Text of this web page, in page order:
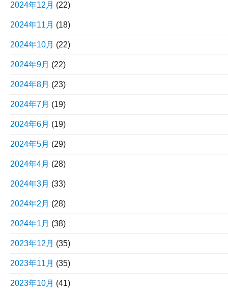
2024年12月 (22)
2024年11月 (18)
2024年10月 (22)
2024年9月 (22)
2024年8月 (23)
2024年7月 (19)
2024年6月 (19)
2024年5月 (29)
2024年4月 (28)
2024年3月 (33)
2024年2月 (28)
2024年1月 (38)
2023年12月 (35)
2023年11月 (35)
2023年10月 (41)